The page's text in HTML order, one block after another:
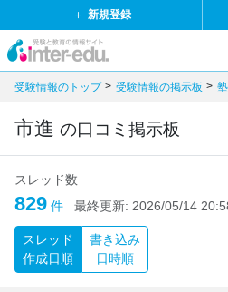
新規登録
受験情報のトップ 受験情報の掲示板
市進 の口コミ掲示板
スレッド数
829 件 最終更新: 2026/05/14
スレッド
作成日順
書き込み
日時順